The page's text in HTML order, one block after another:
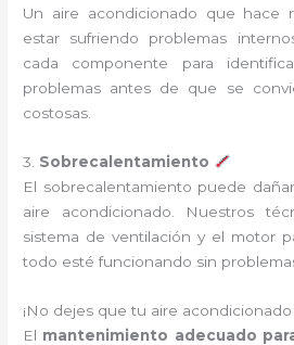
Un aire acondicionado que hace
estar sufriendo problemas
cada componente para
problemas antes de que se
costosas.
3. Sobrecalentamiento
El sobrecalentamiento puede
aire acondicionado. Nuestros
sistema de ventilación y el motor
todo esté funcionando sin
¡No dejes que tu aire acondicionado
El mantenimiento adecuado